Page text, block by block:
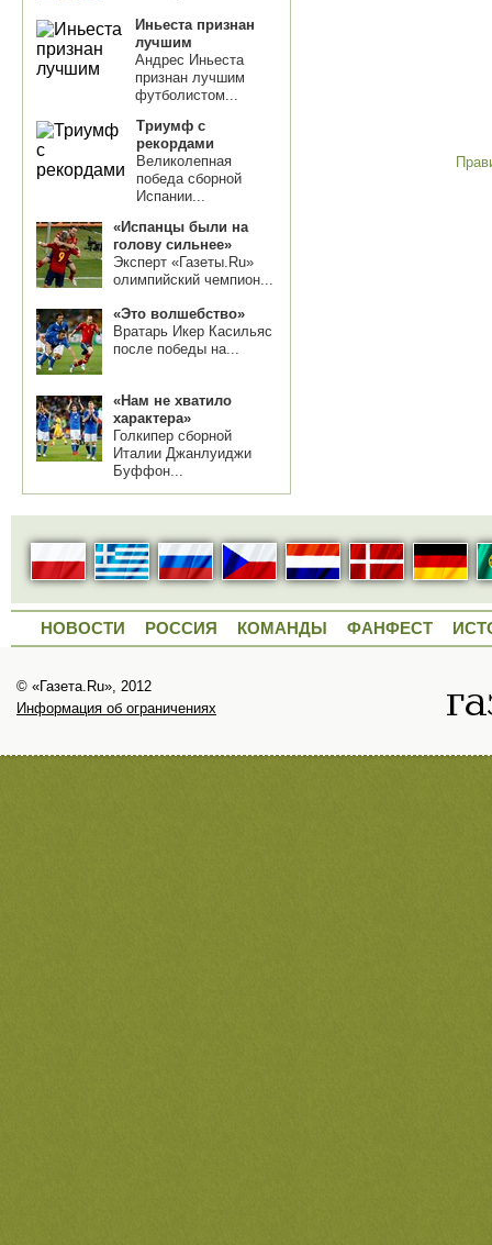
Иньеста признан
лучшим
Андрес Иньеста
признан лучшим
футболистом...
Триумф с
рекордами
Великолепная
победа сборной
Испании...
«Испанцы были на
голову сильнее»
Эксперт «Газеты.Ru»
олимпийский чемпион...
«Это волшебство»
Вратарь Икер Касильяс
после победы на...
«Нам не хватило
характера»
Голкипер сборной
Италии Джанлуиджи
Буффон...
НОВОСТИ РОССИЯ КОМАНДЫ ФАНФЕСТ
© «Газета.Ru», 2012
Информация об ограничениях